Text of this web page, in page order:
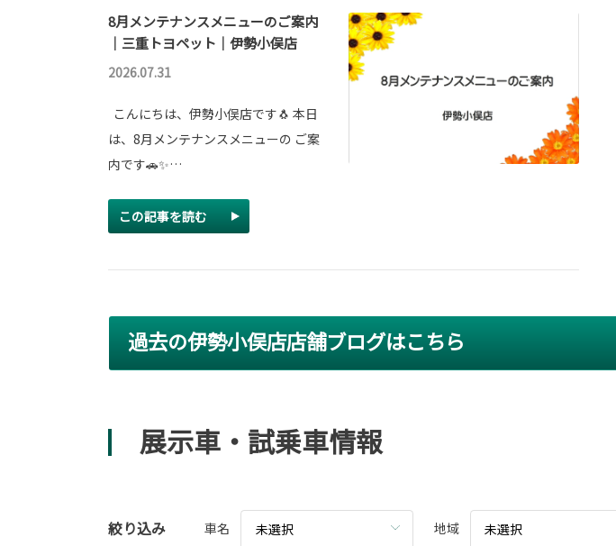
8月メンテナンスメニューのご案内
｜三重トヨペット｜伊勢小俣店
2026.07.31
こんにちは、伊勢小俣店です🐧 本日
は、8月メンテナンスメニューの ご案
内です🚗✨…
この記事を読む
過去の伊勢小俣店店舗ブログはこちら
展示車・試乗車情報
絞り込み 車名 未選択 地域 未選択